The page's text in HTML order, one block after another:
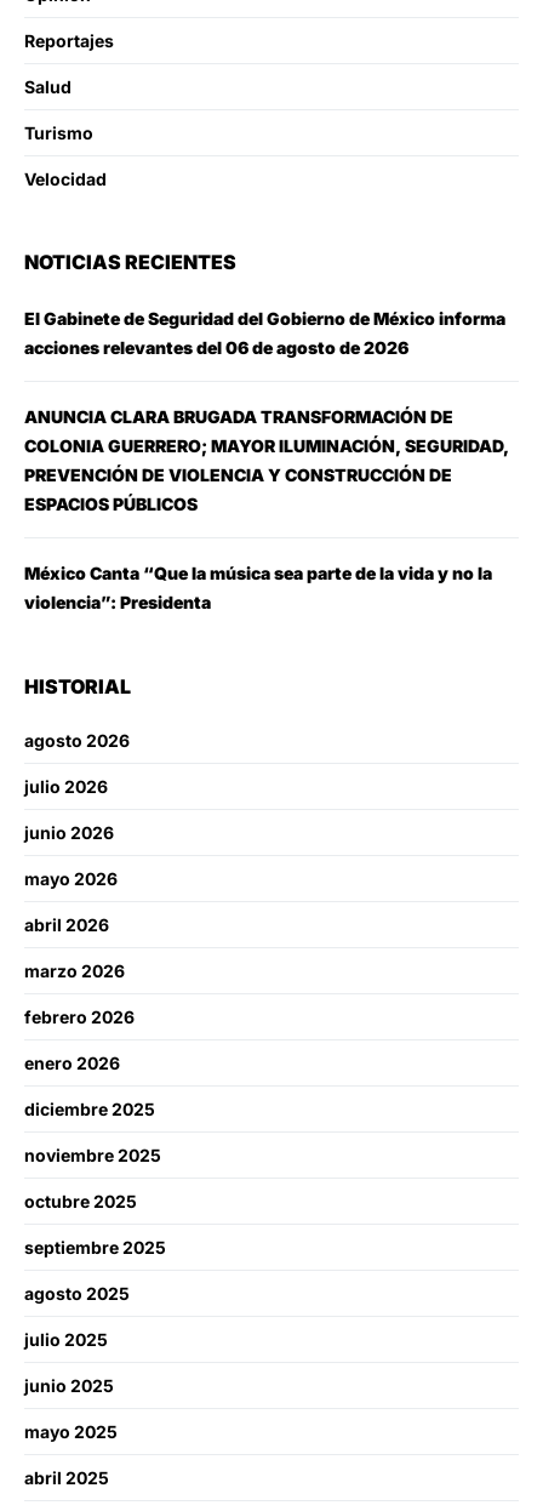
Reportajes
Salud
Turismo
Velocidad
NOTICIAS RECIENTES
El Gabinete de Seguridad del Gobierno de México informa
acciones relevantes del 06 de agosto de 2026
ANUNCIA CLARA BRUGADA TRANSFORMACIÓN DE
COLONIA GUERRERO; MAYOR ILUMINACIÓN, SEGURIDAD,
PREVENCIÓN DE VIOLENCIA Y CONSTRUCCIÓN DE
ESPACIOS PÚBLICOS
México Canta “Que la música sea parte de la vida y no la
violencia”: Presidenta
HISTORIAL
agosto 2026
julio 2026
junio 2026
mayo 2026
abril 2026
marzo 2026
febrero 2026
enero 2026
diciembre 2025
noviembre 2025
octubre 2025
septiembre 2025
agosto 2025
julio 2025
junio 2025
mayo 2025
abril 2025